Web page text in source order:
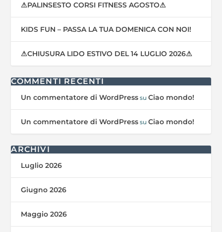
⚠PALINSESTO CORSI FITNESS AGOSTO⚠
KIDS FUN – PASSA LA TUA DOMENICA CON NOI!
⚠CHIUSURA LIDO ESTIVO DEL 14 LUGLIO 2026⚠
COMMENTI RECENTI
Un commentatore di WordPress suCiao mondo!
Un commentatore di WordPress suCiao mondo!
ARCHIVI
Luglio 2026
Giugno 2026
Maggio 2026